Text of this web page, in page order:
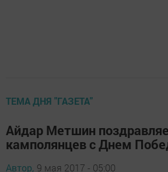
ТЕМА ДНЯ "ГАЗЕТА"
Айдар Метшин
камполянцев с Днем
Автор, 9 мая 2017 - 05:00